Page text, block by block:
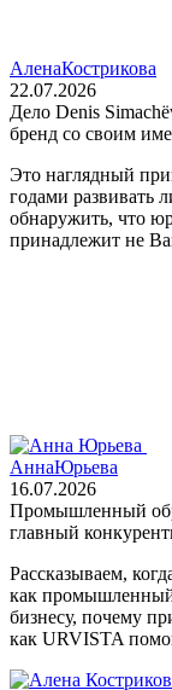
АленаКострикова
22.07.2026
Дело Denis
бренд со своим
Это наглядный
годами развивать
обнаружить, что
принадлежит не
АннаЮрьева
16.07.2026
Промышленный
главный
Рассказываем,
как промышленный
бизнесу, почему
как URVISTA